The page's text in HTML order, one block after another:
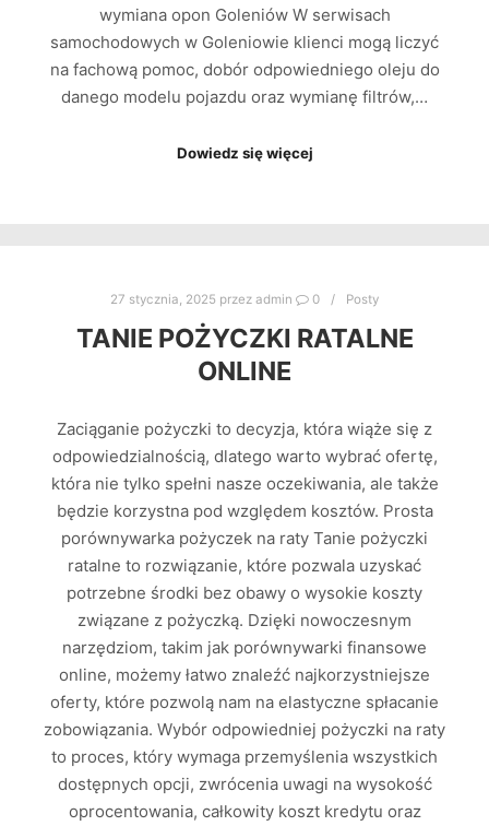
wymiana opon Goleniów W serwisach
samochodowych w Goleniowie klienci mogą liczyć
na fachową pomoc, dobór odpowiedniego oleju do
danego modelu pojazdu oraz wymianę filtrów,…
Dowiedz się więcej
27 stycznia, 2025 przez admin 0 Posty
TANIE POŻYCZKI RATALNE
ONLINE
Zaciąganie pożyczki to decyzja, która wiąże się z
odpowiedzialnością, dlatego warto wybrać ofertę,
która nie tylko spełni nasze oczekiwania, ale także
będzie korzystna pod względem kosztów. Prosta
porównywarka pożyczek na raty Tanie pożyczki
ratalne to rozwiązanie, które pozwala uzyskać
potrzebne środki bez obawy o wysokie koszty
związane z pożyczką. Dzięki nowoczesnym
narzędziom, takim jak porównywarki finansowe
online, możemy łatwo znaleźć najkorzystniejsze
oferty, które pozwolą nam na elastyczne spłacanie
zobowiązania. Wybór odpowiedniej pożyczki na raty
to proces, który wymaga przemyślenia wszystkich
dostępnych opcji, zwrócenia uwagi na wysokość
oprocentowania, całkowity koszt kredytu oraz